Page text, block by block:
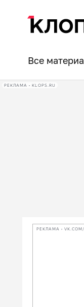
Все
РЕКЛАМА • KLOPS.RU
РЕКЛАМА • VK.COM/